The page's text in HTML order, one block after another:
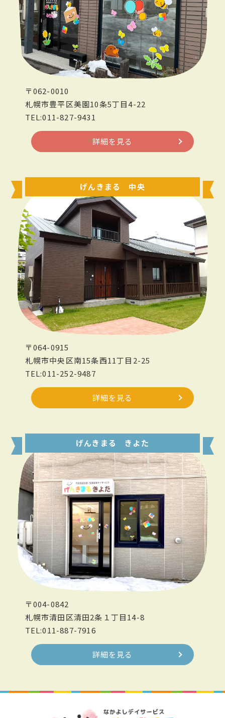
〒062-0010
札幌市豊平区美園10条5丁目4-22
TEL:011-827-9431
詳細を見る
げんきまる 中央
〒064-0915
札幌市中央区南15条西11丁目2-25
TEL:011-252-9487
詳細を見る
げんきまる きよた
〒004-0842
札幌市清田区清田2条１丁目14-8
TEL:011-887-7916
詳細を見る